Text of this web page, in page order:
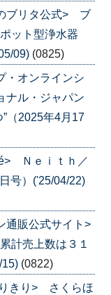
ブリタ公式> ブ
ット型浄水器
09) (0825)
・オンラインシ
ナル・ジャパン
（2025年4月17
Ｎｅｉｔｈ／
号）('25/04/22)
通販公式サイト>
計売上数は３１
15) (0822)
りきり> さくらほ